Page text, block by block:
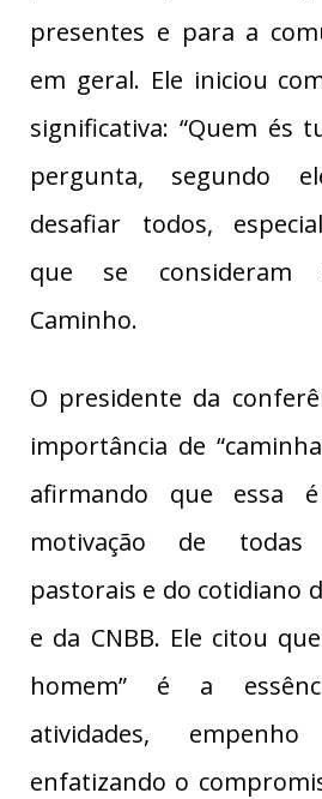
presentes e para a
em geral. Ele iniciou
significativa: “Quem és
pergunta, segundo
desafiar todos,
que se consideram
Caminho.
O presidente da
importância de
afirmando que essa
motivação de todas
pastorais e do cotidiano
e da CNBB. Ele citou
homem” é a
atividades,
enfatizando o